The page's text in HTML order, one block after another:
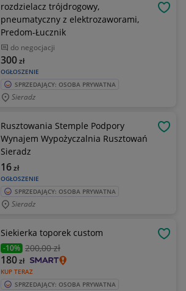
rozdzielacz trójdrogowy,
pneumatyczny z elektrozaworami,
Predom-Łucznik
do negocjacji
OGŁOSZENIE
300zł
SPRZEDAJĄCY: OSOBA PRYWATNA
Sieradz
Rusztowania Stemple Podpory
Wynajem Wypożyczalnia Rusztowań
Sieradz
OGŁOSZENIE
16zł
SPRZEDAJĄCY: OSOBA PRYWATNA
Sieradz
Siekierka toporek custom
-10% 200,00 zł
KUP TERAZ
180zł
SPRZEDAJĄCY: OSOBA PRYWATNA